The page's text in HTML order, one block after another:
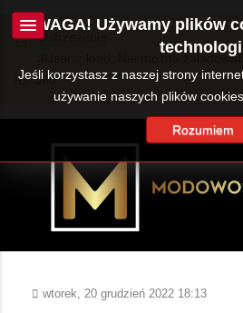
Ostrzeżenie
JUser::_load: Nie można
ID: 360.
wtorek, 20 grudzień 2022 18:13
UWAGA! Używamy plików
Jeśli korzystasz z naszej strony
używanie naszych plików cookies.
Rozumiem